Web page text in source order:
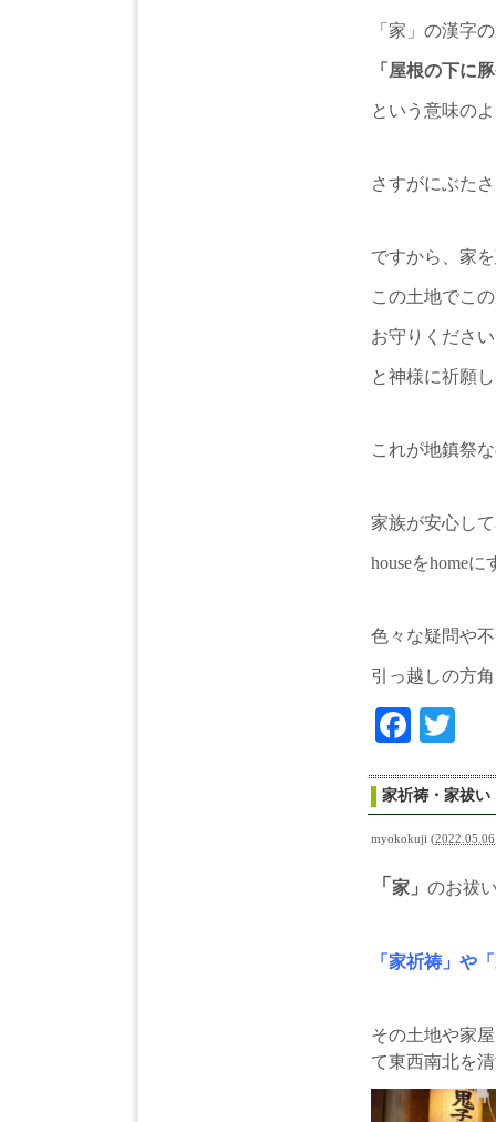
「家」の漢字
「屋根の下に
という意味の
さすがにぶた
ですから、家
この土地でこ
お守りくださ
と神様に祈願
これが地鎮祭
家族が安心し
houseをhome
色々な疑問や
引っ越しの方
家祈祷・家祓
myokokuji (
「 家」 のお祓
「家祈祷」や
その土地や家
て東西南北を